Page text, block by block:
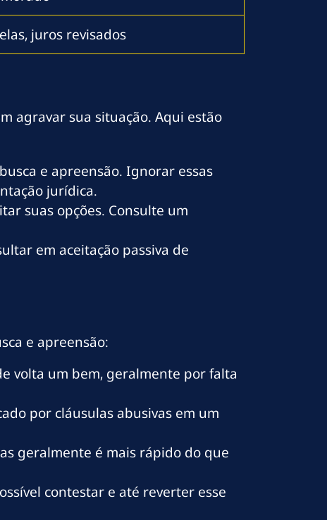
juros revisados
agravar sua situação. Aqui estão
e apreensão. Ignorar essas
jurídica.
suas opções. Consulte um
em aceitação passiva de
e apreensão:
volta um bem, geralmente por falta
por cláusulas abusivas em um
geralmente é mais rápido do que
contestar e até reverter esse